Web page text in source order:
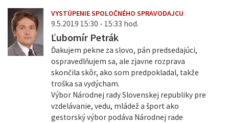
VYSTÚPENIE SPOLOČNÉHO SPRAVODAJCU
9.5.2019 15:30 - 15:33 hod.
Ľubomír Petrák
Ďakujem pekne za slovo, pán predsedajúci,
ospravedlňujem sa, ale zjavne rozprava
skončila skôr, ako som predpokladal, takže
troška sa vydýcham.
Výbor Národnej rady Slovenskej republiky pre
vzdelávanie, vedu, mládež a šport ako
gestorský výbor podáva Národnej rade